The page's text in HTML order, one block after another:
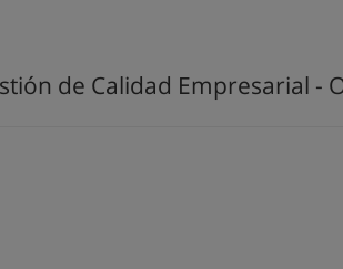
de Calidad Empresarial -